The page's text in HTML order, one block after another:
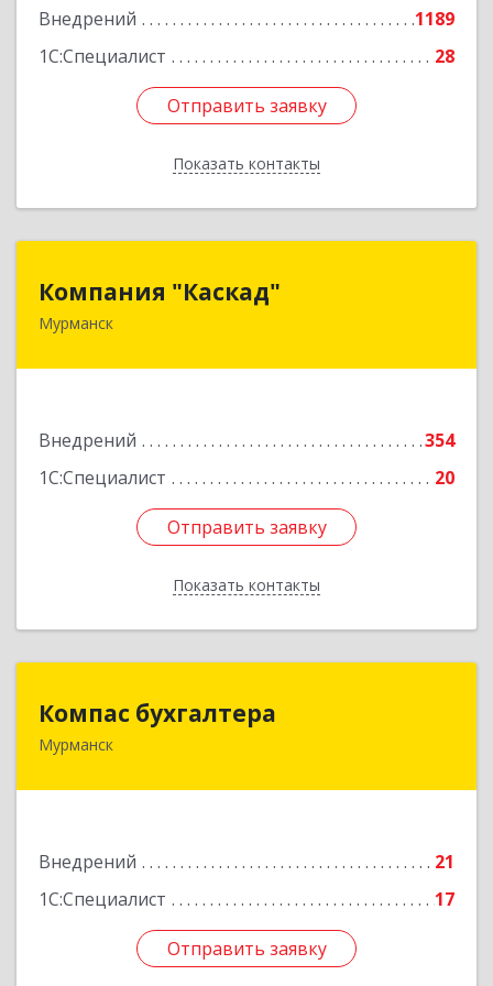
Внедрений
1189
1С:Специалист
28
Отправить заявку
Показать контакты
Отправить заявку
Назад
Компания "Каскад"
Мурманск
Внедрений
354
1С:Специалист
20
Отправить заявку
Показать контакты
183038, Мурманская обл, Мурманск г, Бабикова
Отправить заявку
Назад
Компас бухгалтера
Мурманск
Внедрений
21
1С:Специалист
17
Отправить заявку
Отправить заявку